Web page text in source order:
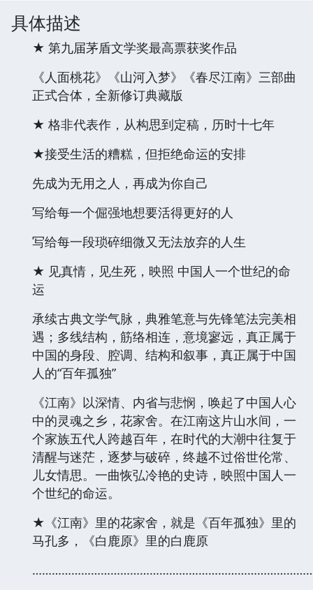
具体描述
★ 第九届茅盾文学奖最高票获奖作品
《人面桃花》《山河入梦》《春尽江南》三部曲
正式合体，全新修订典藏版
★ 格非代表作，从构思到定稿，历时十七年
★接受生活的糟糕，但拒绝命运的安排
先成为无用之人，再成为你自己
写给每一个倔强地想要活得更好的人
写给每一段琐碎细微又无法放弃的人生
★ 见真情，见生死，映照 中国人一个世纪的命
运
承续古典文学气脉，典雅笔意与先锋笔法完美相
遇；多线结构，筋络相连，意境寥远，真正属于
中国的身段、腔调、结构和叙事，真正属于中国
人的“百年孤独”
《江南》以深情、内省与悲悯，唤起了中国人心
中的灵魂之乡，花家舍。在江南这片山水间，一
个家族五代人跨越百年，在时代的大潮中往复于
清醒与迷茫，逐梦与破碎，终越不过俗世伦常、
儿女情思。一曲恢弘冷艳的史诗，映照中国人一
个世纪的命运。
★《江南》里的花家舍，就是《百年孤独》里的
马孔多，《白鹿原》里的白鹿原